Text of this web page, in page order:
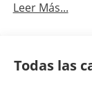
Leer Más...
Todas las